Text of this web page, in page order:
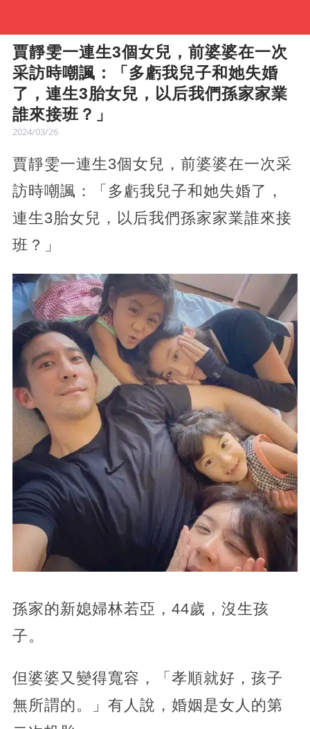
賈靜雯一連生3個女兒，前婆婆在一次
采訪時嘲諷：「多虧我兒子和她失婚
了，連生3胎女兒，以后我們孫家家業
誰來接班？」
2024/03/26
賈靜雯一連生3個女兒，前婆婆在一次采
訪時嘲諷：「多虧我兒子和她失婚了，
連生3胎女兒，以后我們孫家家業誰來接
班？」
孫家的新媳婦林若亞，44歲，沒生孩
子。
但婆婆又變得寬容，「孝順就好，孩子
無所謂的。」有人說，婚姻是女人的第